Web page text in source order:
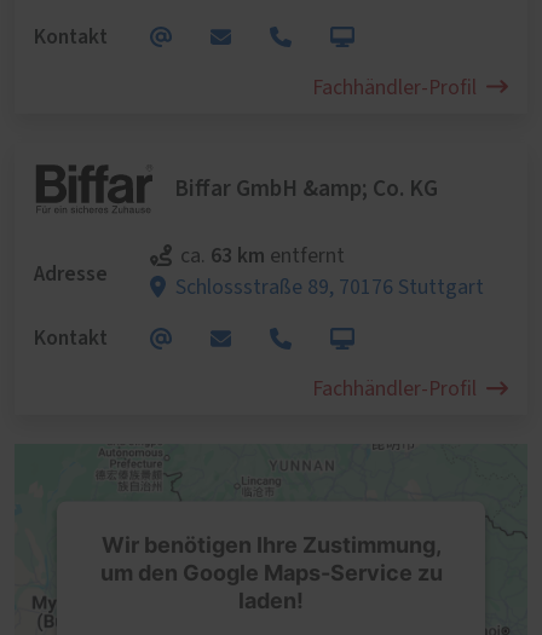
Kontakt
Fachhändler-Profil
Biffar GmbH &amp; Co. KG
Adresse
ca. 63 km entfernt
Schlossstraße 89, 70176 Stuttgart
Kontakt
Fachhändler-Profil
Wir benötigen Ihre Zustimmung,
um den Google Maps-Service zu
laden!